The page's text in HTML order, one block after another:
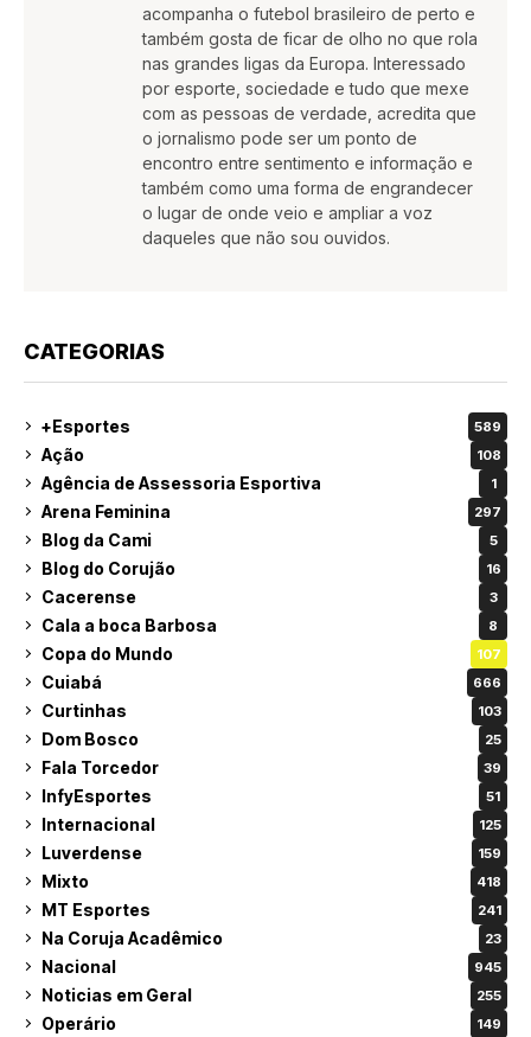
acompanha o futebol brasileiro de perto e
também gosta de ficar de olho no que rola
nas grandes ligas da Europa. Interessado
por esporte, sociedade e tudo que mexe
com as pessoas de verdade, acredita que
o jornalismo pode ser um ponto de
encontro entre sentimento e informação e
também como uma forma de engrandecer
o lugar de onde veio e ampliar a voz
daqueles que não sou ouvidos.
CATEGORIAS
+Esportes 589
Ação 108
Agência de Assessoria Esportiva 1
Arena Feminina 297
Blog da Cami 5
Blog do Corujão 16
Cacerense 3
Cala a boca Barbosa 8
Copa do Mundo 107
Cuiabá 666
Curtinhas 103
Dom Bosco 25
Fala Torcedor 39
InfyEsportes 51
Internacional 125
Luverdense 159
Mixto 418
MT Esportes 241
Na Coruja Acadêmico 23
Nacional 945
Noticias em Geral 255
Operário 149